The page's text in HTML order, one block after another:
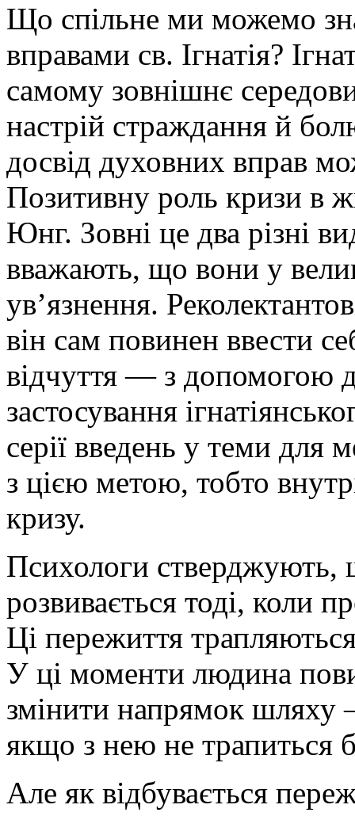
Що спільне ми можемо
вправами св. Ігнатія?
самому зовнішнє
настрій страждання й
досвід духовних вправ
Позитивну роль кризи в
Юнг. Зовні це два різні
вважають, що вони у
ув’язнення.
він сам повинен ввести
відчуття — з допомогою
застосування
серії введень у теми для
з цією метою, тобто
кризу.
Психологи
розвивається тоді, коли
Ці пережиття
У ці моменти людина
змінити напрямок шляху
якщо з нею не трапиться
Але як відбувається